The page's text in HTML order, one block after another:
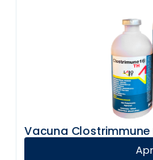
Vacuna Clostrimmune